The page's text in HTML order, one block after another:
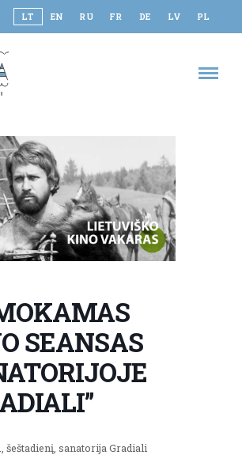
LT EN RU FR DE LV PL
SEANSAS
šeštadienį, sanatorija Gradiali